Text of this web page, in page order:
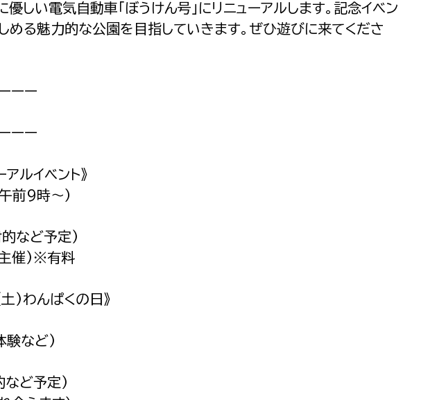
しい電気自動車「ぼうけん号」にリニューアルします。記念イベン
める魅力的な公園を目指していきます。ぜひ遊びに来てくださ
ーー
ーー
ルイベント》
前9時〜）
的など予定)
主催)※有料
)わんぱくの日》
など)
ど予定)